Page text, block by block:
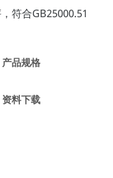
符合GB25000.51
产品规格
资料下载